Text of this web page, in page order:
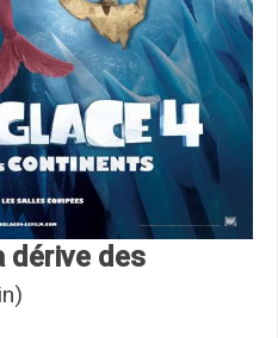
dérive des